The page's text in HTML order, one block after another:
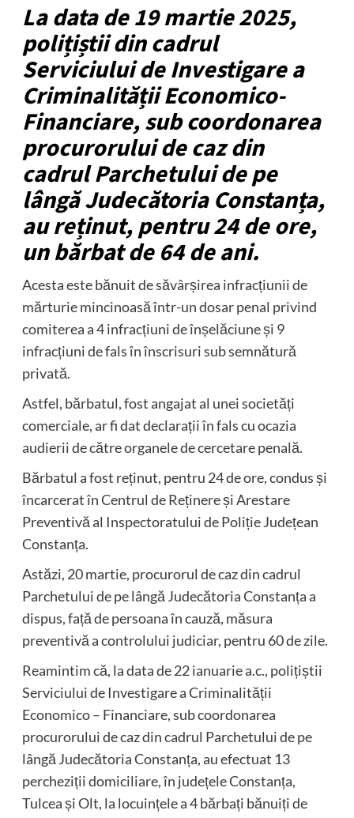
La data de 19 martie 2025,
polițiștii din cadrul
Serviciului de Investigare a
Criminalității Economico-
Financiare, sub coordonarea
procurorului de caz din
cadrul Parchetului de pe
lângă Judecătoria Constanța,
au reținut, pentru 24 de ore,
un bărbat de 64 de ani.
Acesta este bănuit de săvârșirea infracțiunii de
mărturie mincinoasă într-un dosar penal privind
comiterea a 4 infracțiuni de înșelăciune și 9
infracțiuni de fals în înscrisuri sub semnătură
privată.
Astfel, bărbatul, fost angajat al unei societăți
comerciale, ar fi dat declarații în fals cu ocazia
audierii de către organele de cercetare penală.
Bărbatul a fost reținut, pentru 24 de ore, condus și
încarcerat în Centrul de Reținere și Arestare
Preventivă al Inspectoratului de Poliție Județean
Constanța.
Astăzi, 20 martie, procurorul de caz din cadrul
Parchetului de pe lângă Judecătoria Constanța a
dispus, față de persoana în cauză, măsura
preventivă a controlului judiciar, pentru 60 de zile.
Reamintim că, la data de 22 ianuarie a.c., polițiștii
Serviciului de Investigare a Criminalității
Economico – Financiare, sub coordonarea
procurorului de caz din cadrul Parchetului de pe
lângă Judecătoria Constanța, au efectuat 13
percheziții domiciliare, în județele Constanța,
Tulcea și Olt, la locuințele a 4 bărbați bănuiți de